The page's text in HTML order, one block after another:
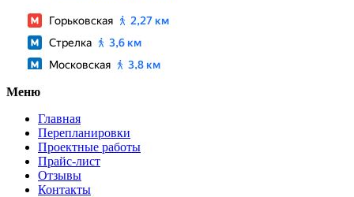
Меню
Главная
Перепланировки
Проектные работы
Прайс-лист
Отзывы
Контакты